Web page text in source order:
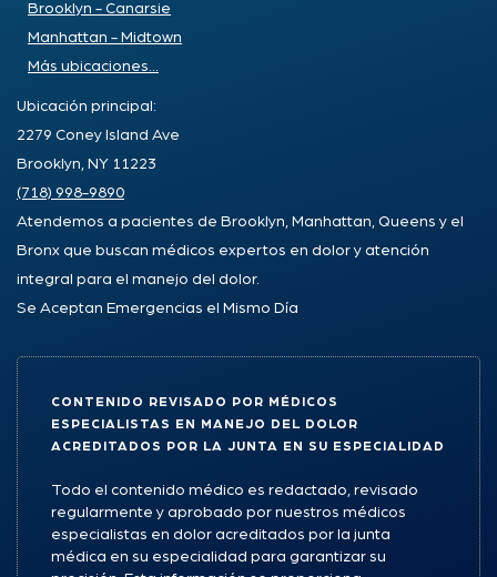
Brooklyn - Canarsie
Manhattan - Midtown
Más ubicaciones...
Ubicación principal:
2279 Coney Island Ave
Brooklyn, NY 11223
(718) 998-9890
Atendemos a pacientes de Brooklyn, Manhattan, Queens y el
Bronx que buscan médicos expertos en dolor y atención
integral para el manejo del dolor.
Se Aceptan Emergencias el Mismo Día
CONTENIDO REVISADO POR MÉDICOS
ESPECIALISTAS EN MANEJO DEL DOLOR
ACREDITADOS POR LA JUNTA EN SU ESPECIALIDAD
Todo el contenido médico es redactado, revisado
regularmente y aprobado por nuestros médicos
especialistas en dolor acreditados por la junta
médica en su especialidad para garantizar su